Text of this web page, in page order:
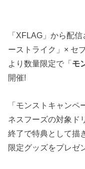
「XFLAG」から配
ーストライク」× セ
より数量限定で「モ
開催!
「モンストキャン
ネスフーズの対象ド
終了で特典として描
限定グッズをプレゼ